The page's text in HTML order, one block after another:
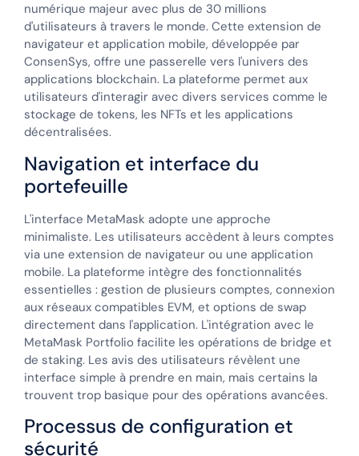
numérique majeur avec plus de 30 millions
d'utilisateurs à travers le monde. Cette extension de
navigateur et application mobile, développée par
ConsenSys, offre une passerelle vers l'univers des
applications blockchain. La plateforme permet aux
utilisateurs d'interagir avec divers services comme le
stockage de tokens, les NFTs et les applications
décentralisées.
Navigation et interface du
portefeuille
L'interface MetaMask adopte une approche
minimaliste. Les utilisateurs accèdent à leurs comptes
via une extension de navigateur ou une application
mobile. La plateforme intègre des fonctionnalités
essentielles : gestion de plusieurs comptes, connexion
aux réseaux compatibles EVM, et options de swap
directement dans l'application. L'intégration avec le
MetaMask Portfolio facilite les opérations de bridge et
de staking. Les avis des utilisateurs révèlent une
interface simple à prendre en main, mais certains la
trouvent trop basique pour des opérations avancées.
Processus de configuration et
sécurité